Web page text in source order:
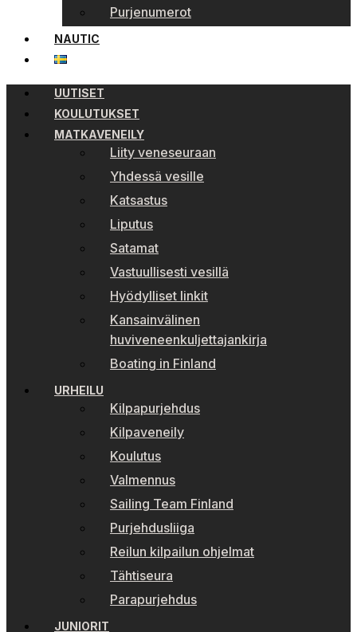
Purjenumerot
NAUTIC
UUTISET
KOULUTUKSET
MATKAVENEILY
Liity veneseuraan
Yhdessä vesille
Katsastus
Liputus
Satamat
Vastuullisesti vesillä
Hyödylliset linkit
Kansainvälinen
huviveneenkuljettajankirja
Boating in Finland
URHEILU
Kilpapurjehdus
Kilpaveneily
Koulutus
Valmennus
Sailing Team Finland
Purjehdusliiga
Reilun kilpailun ohjelmat
Tähtiseura
Parapurjehdus
JUNIORIT